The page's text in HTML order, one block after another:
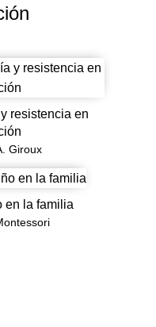
resistencia en
Giroux
en la familia